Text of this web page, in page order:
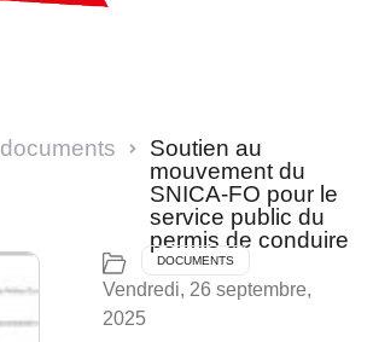
documents
Soutien au
mouvement du
SNICA-FO pour le
service public du
permis de conduire
DOCUMENTS
Vendredi, 26 septembre,
2025